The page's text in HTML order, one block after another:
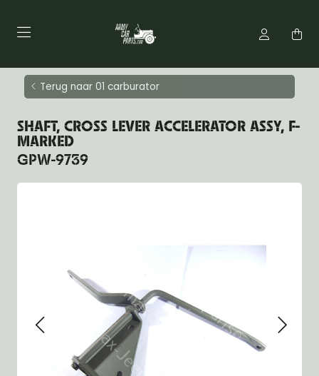
Terug naar 01 carburator
SHAFT, CROSS LEVER ACCELERATOR ASSY, F-
MARKED
GPW-9739